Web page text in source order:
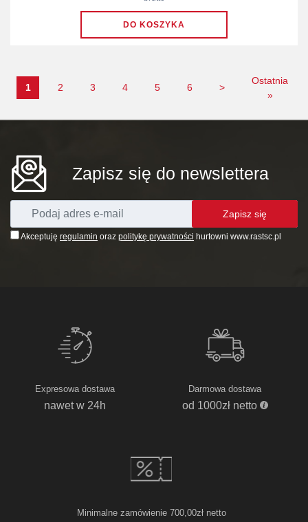
1 2 3 4 5 6 >
Ostatnia
»
Zapisz się do newslettera
Akceptuję regulamin oraz politykę prywatności hurtowni www.rastsc.pl
Zapisz się
Expresowa dostawa
nawet w 24h
Darmowa dostawa
od 1000zł netto
Minimalne zamówienie 700,00zł netto